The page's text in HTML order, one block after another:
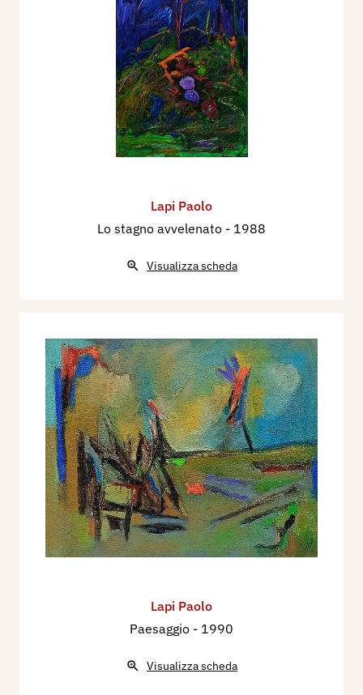
Lapi Paolo
Lo stagno avvelenato - 1988
Visualizza scheda
Lapi Paolo
Paesaggio - 1990
Visualizza scheda